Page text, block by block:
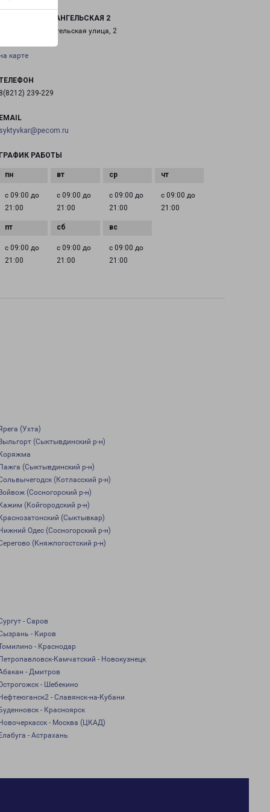
АРХАНГЕЛЬСКАЯ 2
Архангельская улица, 2
карте
239-229
РАБОТЫ
с 09:00 до
21:00
с 09:00 до
21:00
с 09:00 до
21:00
с 09:00 до
21:00
с 09:00 до
21:00
с 09:00 до
21:00
с 09:00 до
21:00
(Ухта)
(Сыктывдинский р-н)
(Сыктывдинский р-н)
(Котласский р-н)
(Сосногорский р-н)
(Койгородский р-н)
(Сыктывкар)
Одес (Сосногорский р-н)
(Княжпогостский р-н)
- Саров
- Киров
- Краснодар
Камчатский - Новокузнецк
- Дмитров
- Шебекино
- Славянск-на-Кубани
- Красноярск
- Москва (ЦКАД)
- Астрахань